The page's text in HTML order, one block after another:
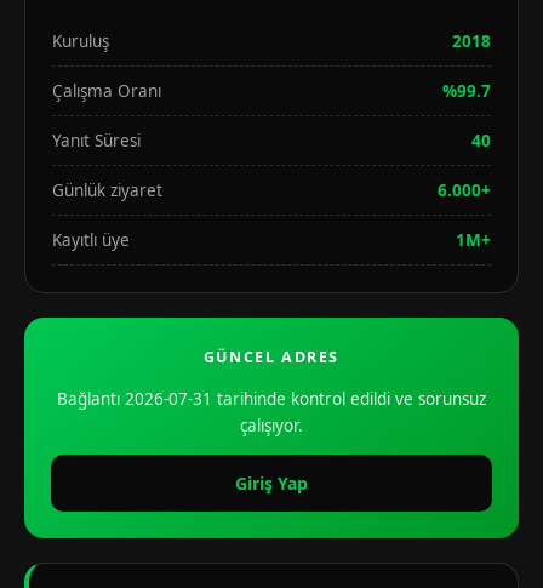
Kuruluş 2018
Çalışma Oranı %99.7
Yanıt Süresi 40
Günlük ziyaret 6.000+
Kayıtlı üye 1M+
GÜNCEL ADRES
Bağlantı 2026-07-31 tarihinde kontrol edildi ve sorunsuz
çalışıyor.
Giriş Yap